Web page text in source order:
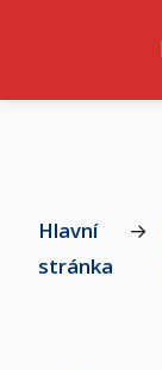
Hlavní
stránka
→